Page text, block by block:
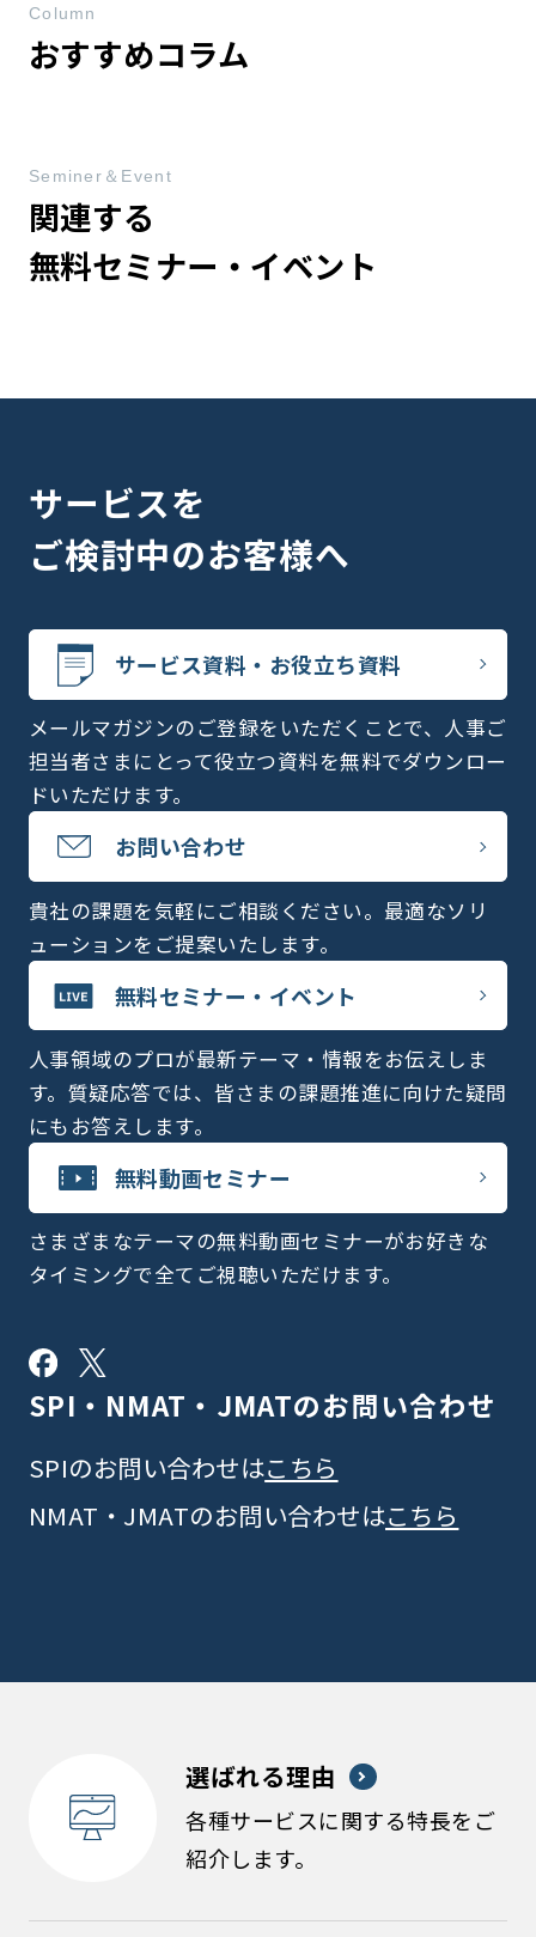
おすすめコラム
Column
関連する
無料セミナー・イベント
Seminer＆Event
サービスを
ご検討中のお客様へ
サービス資料・お役立ち資料
メールマガジンのご登録をいただくことで、人事ご
担当者さまにとって役立つ資料を無料でダウンロー
ドいただけます。
お問い合わせ
貴社の課題を気軽にご相談ください。最適なソリ
ューションをご提案いたします。
無料セミナー・イベント
人事領域のプロが最新テーマ・情報をお伝えしま
す。質疑応答では、皆さまの課題推進に向けた疑問
にもお答えします。
無料動画セミナー
さまざまなテーマの無料動画セミナーがお好きな
タイミングで全てご視聴いただけます。
SPI・NMAT・JMATのお問い合わせ
SPIのお問い合わせはこちら
NMAT・JMATのお問い合わせはこちら
選ばれる理由
各種サービスに関する特長をご
紹介します。